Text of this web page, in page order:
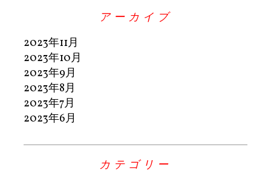
アーカイブ
2023年11月
2023年10月
2023年9月
2023年8月
2023年7月
2023年6月
カテゴリー